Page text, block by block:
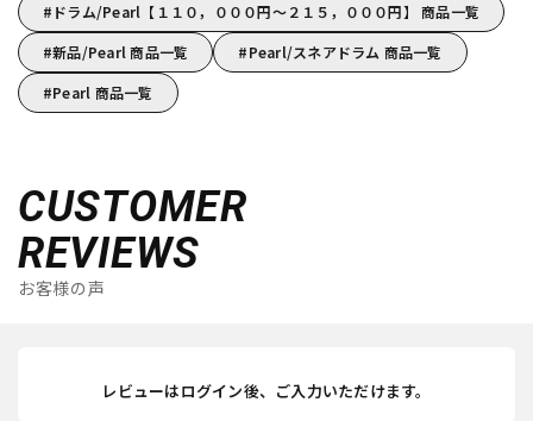
ドラム/Pearl【１１０，０００円～２１５，０００円】 商品一覧
新品/Pearl 商品一覧
Pearl/スネアドラム 商品一覧
Pearl 商品一覧
CUSTOMER
REVIEWS
お客様の声
レビューはログイン後、ご入力いただけます。